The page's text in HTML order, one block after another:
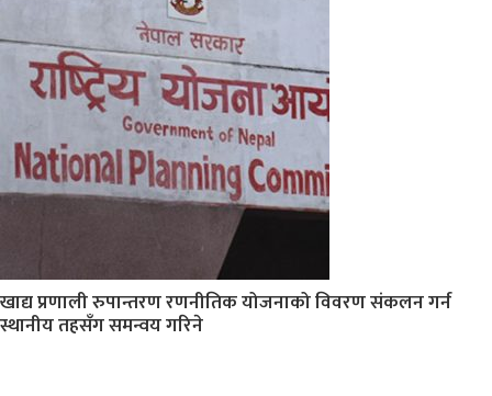
खाद्य प्रणाली रुपान्तरण रणनीतिक योजनाको विवरण संकलन गर्न
स्थानीय तहसँग समन्वय गरिने